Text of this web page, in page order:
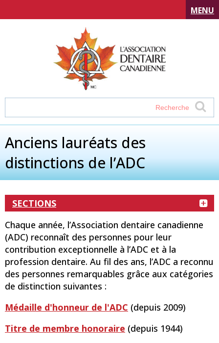
MENU
Anciens lauréats des
distinctions de l’ADC
SECTIONS
Chaque année, l’Association dentaire canadienne
(ADC) reconnaît des personnes pour leur
contribution exceptionnelle à l’ADC et à la
profession dentaire. Au fil des ans, l’ADC a reconnu
des personnes remarquables grâce aux catégories
de distinction suivantes :
Médaille d'honneur de l'ADC (depuis 2009)
Titre de membre honoraire (depuis 1944)